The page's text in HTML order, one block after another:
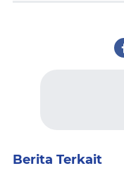
Berita Terkait